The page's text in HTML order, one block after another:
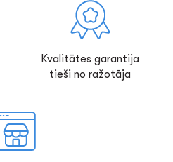
Kvalitātes garantija
tieši no ražotāja